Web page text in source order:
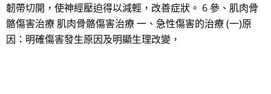
韌帶切開，使神經壓迫得以減輕，改善症狀。 6 參、肌肉骨
骼傷害治療 肌肉骨骼傷害治療 一、急性傷害的治療 (一)原
因：明確傷害發生原因及明顯生理改變，